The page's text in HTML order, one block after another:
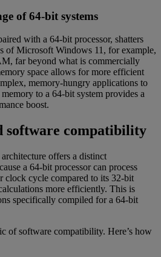
of 64-bit systems
with a 64-bit processor, shatters
of Microsoft Windows 11, for example,
far beyond what is commercially
space allows for more efficient
memory-hungry applications to
to a 64-bit system provides a
boost.
software compatibility
offers a distinct
a 64-bit processor can process
clock cycle compared to its 32-bit
more efficiently. This is
specifically compiled for a 64-bit
of software compatibility. Here’s how